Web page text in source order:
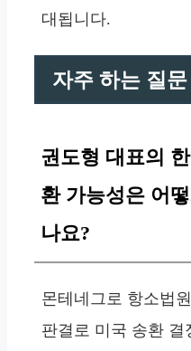
대됩니다.
자주 하는 질문
권도형 대표의
환 가능성은 어
나요?
몬테네그로 항소법
판결로 미국 송환 결